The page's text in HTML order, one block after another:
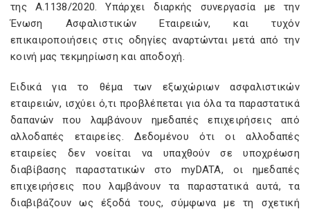
της Α.1138/2020. Υπάρχει διαρκής συνεργασία με την
Ένωση Ασφαλιστικών Εταιρειών, και τυχόν
επικαιροποιήσεις στις οδηγίες αναρτώνται μετά από την
κοινή μας τεκμηρίωση και αποδοχή.
Ειδικά για το θέμα των εξωχώριων ασφαλιστικών
εταιρειών, ισχύει ό,τι προβλέπεται για όλα τα παραστατικά
δαπανών που λαμβάνουν ημεδαπές επιχειρήσεις από
αλλοδαπές εταιρείες. Δεδομένου ότι οι αλλοδαπές
εταιρείες δεν νοείται να υπαχθούν σε υποχρέωση
διαβίβασης παραστατικών στο myDATA, οι ημεδαπές
επιχειρήσεις που λαμβάνουν τα παραστατικά αυτά, τα
διαβιβάζουν ως έξοδά τους, σύμφωνα με τη σχετική